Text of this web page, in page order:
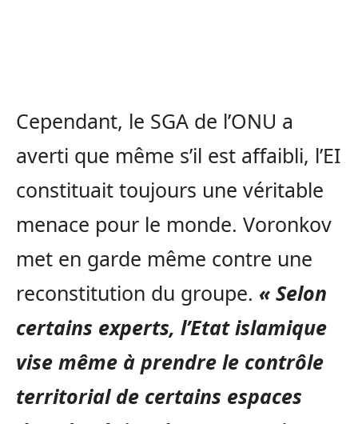
Cependant, le SGA de l’ONU a
averti que même s’il est affaibli, l’EI
constituait toujours une véritable
menace pour le monde. Voronkov
met en garde même contre une
reconstitution du groupe. « Selon
certains experts, l’Etat islamique
vise même à prendre le contrôle
territorial de certains espaces